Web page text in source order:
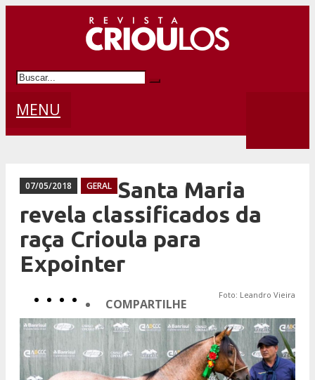
MENU
07/05/2018 GERAL Santa Maria
revela classificados da
raça Crioula para
Expointer
COMPARTILHE
Foto: Leandro Vieira